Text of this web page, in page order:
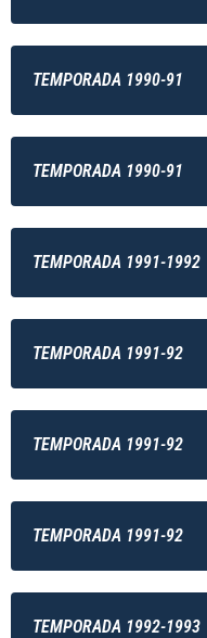
TEMPORADA 1990-91
TEMPORADA 1990-91
TEMPORADA 1991-1992
TEMPORADA 1991-92
TEMPORADA 1991-92
TEMPORADA 1991-92
TEMPORADA 1992-1993